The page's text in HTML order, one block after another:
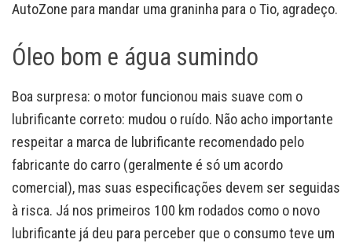
AutoZone para mandar uma graninha para o Tio, agradeço.
Óleo bom e água sumindo
Boa surpresa: o motor funcionou mais suave com o
lubrificante correto: mudou o ruído. Não acho importante
respeitar a marca de lubrificante recomendado pelo
fabricante do carro (geralmente é só um acordo
comercial), mas suas especificações devem ser seguidas
à risca. Já nos primeiros 100 km rodados como o novo
lubrificante já deu para perceber que o consumo teve um